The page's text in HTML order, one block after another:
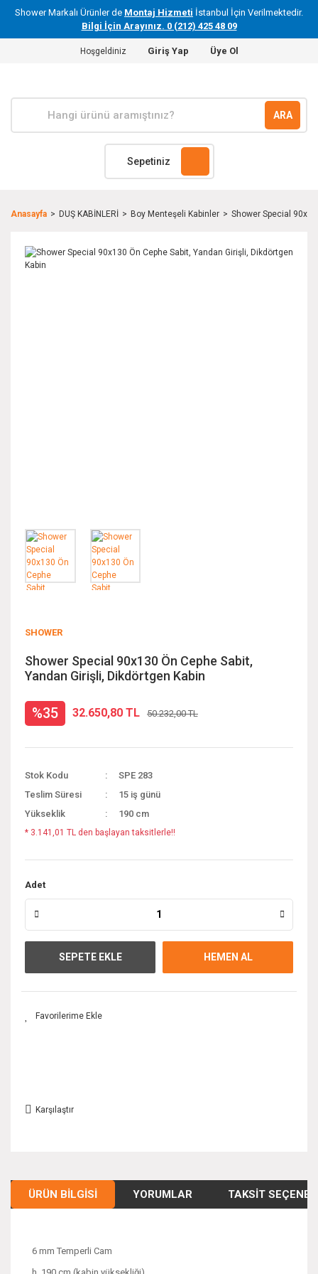
Shower Markalı Ürünler de Montaj Hizmeti İstanbul İçin Verilmektedir.
Bilgi İçin Arayınız. 0 (212) 425 48 09
Hoşgeldiniz Giriş Yap Üye Ol
ARA
Sepetiniz
Anasayfa DUŞ KABİNLERİ Boy Menteşeli Kabinler Shower Special
SHOWER
Shower Special 90x130 Ön Cephe Sabit,
Yandan Girişli, Dikdörtgen Kabin
%35 32.650,80 TL 50.232,00 TL
Stok Kodu
SPE 283
Teslim Süresi
15 iş günü
Yükseklik
190 cm
* 3.141,01 TL den başlayan taksitlerle!!
Adet
SEPETE EKLE HEMEN AL
Karşılaştır
ÜRÜN BILGISI YORUMLAR TAKSIT
6 mm Temperli Cam